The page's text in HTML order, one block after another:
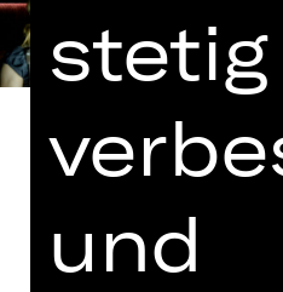
Libretto von
Komödie „Le
stetig
und